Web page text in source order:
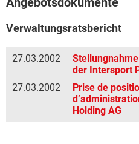
Verwaltungsratsbericht
27.03.2002
der Intersport
27.03.2002
Prise de
Holding AG